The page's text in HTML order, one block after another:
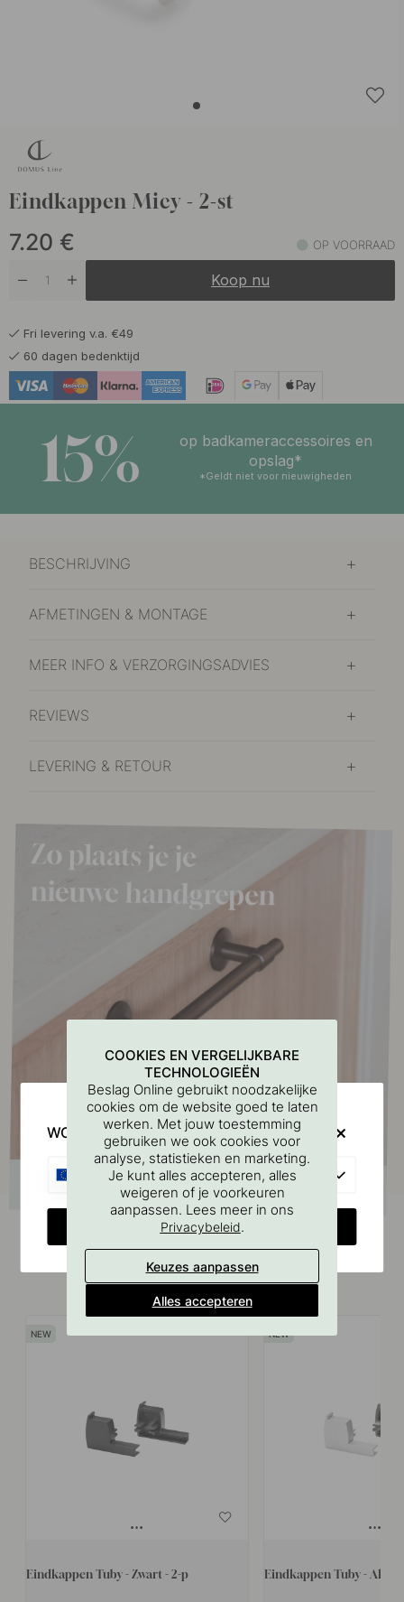
Eindkappen Micy - 2-st
7.20 € OP VOORRAAD
Koop nu
Fri levering v.a. €49
60 dagen bedenktijd
15%
op badkameraccessoires en
opslag*
*Geldt niet voor nieuwigheden
BESCHRIJVING
AFMETINGEN & MONTAGE
MEER INFO & VERZORGINGSADVIES
REVIEWS
LEVERING & RETOUR
Vergelijkbare producten
Eindkappen Tuby - Zwart - 2-p Eindkappen Tuby -
COOKIES EN VERGELIJKBARE
TECHNOLOGIEËN
Beslag Online gebruikt noodzakelijke
cookies om de website goed te laten
werken. Met jouw toestemming
gebruiken we ook cookies voor
analyse, statistieken en marketing.
Je kunt alles accepteren, alles
weigeren of je voorkeuren
aanpassen. Lees meer in ons
Privacybeleid.
Keuzes aanpassen
Alles accepteren
WOULD YOU RATHER VISIT?
CHANGE COUNTRY